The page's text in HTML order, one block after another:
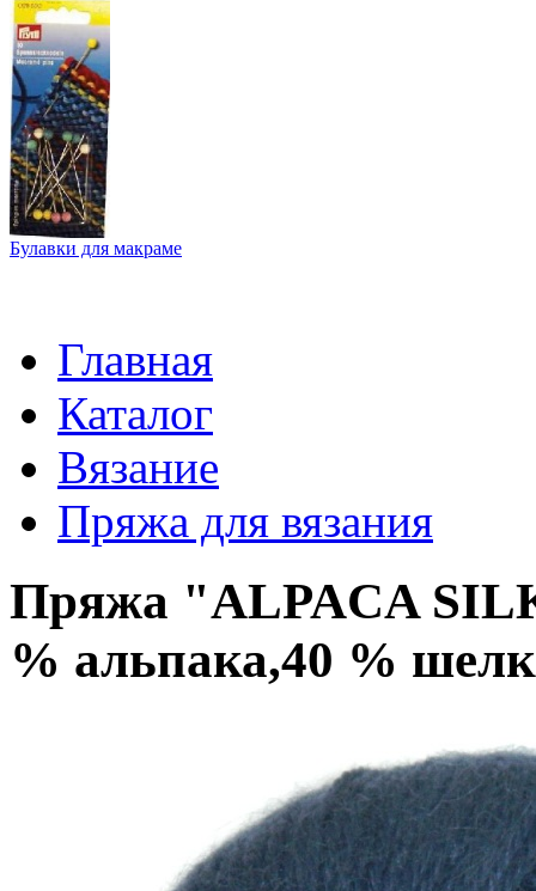
Булавки для макраме
Главная
Каталог
Вязание
Пряжа для вязания
Пряжа "ALPACA
% альпака,40 % шелк